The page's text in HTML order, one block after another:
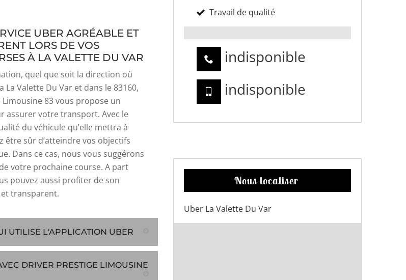
UBER AGRÉABLE ET
LORS DE VOS
À LA VALETTE DU VAR
quel que soit la direction où
Valette Du Var et dans le 83160,
83 vous propose un
assurer votre transport. Avec le
du véhicule qu’elle mettra à
être sûr d’atteindre vos objectifs
Dans ce cas, nous vous suggérons
votre prochaine course. A part
pouvez aussi profiter de son
transparent.
UTILISE L'APPLICATION UBER
DRIVER PRESTIGE LIMOUSINE
Travail de qualité
indisponible
indisponible
Nous localiser
Uber La Valette Du Var